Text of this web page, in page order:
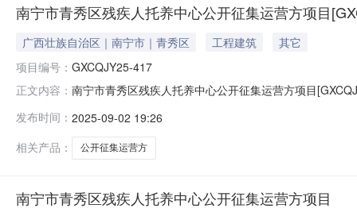
南宁市青秀区残疾人托养中心公开征集运营方项目
广西壮族自治区｜南宁市｜青秀区 工程建筑
其它
项目编号： GXCQJY25-417
正文内容： 南宁市青秀区残疾人托养中心公开征集运营方项目
的资产概况南宁市青秀区残疾人托养中心位于南宁市青
发布时间： 2025-09-02 19:26
相关产品：
公开征集运营方
南宁市青秀区残疾人托养中心公开征集运营方项目